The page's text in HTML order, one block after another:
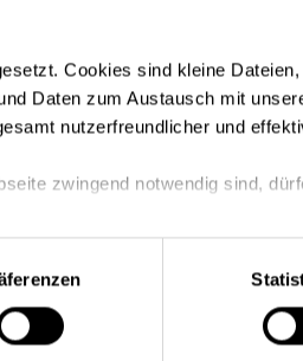
Cookies sind kleine
Daten zum Austausch mit
nutzerfreundlicher und
zwingend notwendig sind,
notwendigen Cookies zu
Auswahl von „Alle Cookies
Sie jederzeit ändern oder
Fachbereiche